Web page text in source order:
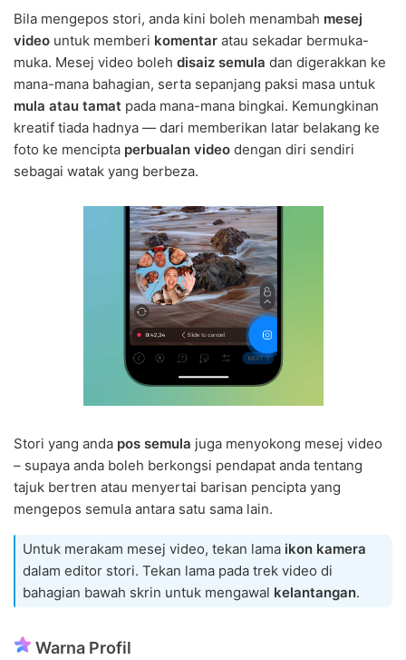
Bila mengepos stori, anda kini boleh menambah mesej
video untuk memberi komentar atau sekadar bermuka-
muka. Mesej video boleh disaiz semula dan digerakkan ke
mana-mana bahagian, serta sepanjang paksi masa untuk
mula atau tamat pada mana-mana bingkai. Kemungkinan
kreatif tiada hadnya — dari memberikan latar belakang ke
foto ke mencipta perbualan video dengan diri sendiri
sebagai watak yang berbeza.
Stori yang anda pos semula juga menyokong mesej video
– supaya anda boleh berkongsi pendapat anda tentang
tajuk bertren atau menyertai barisan pencipta yang
mengepos semula antara satu sama lain.
Untuk merakam mesej video, tekan lama ikon kamera
dalam editor stori. Tekan lama pada trek video di
bahagian bawah skrin untuk mengawal kelantangan.
Warna Profil